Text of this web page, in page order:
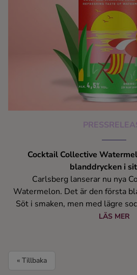
Cocktail Collective
blanddrycken i
Carlsberg lanserar nu nya
Watermelon. Det är den första
Söt i smaken, men med lägre
kalorier än andra liknandeLÄS MER
« Tillbaka